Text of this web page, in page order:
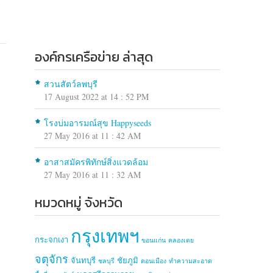
องค์กรเครือข่าย ล่าสุด
สวนสัตว์ลพบุรี
17 August 2022 at 14 : 52 PM
โรงบ่มอารมณ์สุข Happyseeds
27 May 2016 at 11 : 42 AM
อาสาสมัครพิทักษ์สิ่งแวดล้อม
27 May 2016 at 11 : 32 AM
หมวดหมู่ จังหวัด
กระจกเงา กรุงเทพฯ ขอนแก่น คลองเตย
จตุจักร จันทบุรี ชลบุรี ชัยภูมิ ดอนเมือง ทำความสะอาด